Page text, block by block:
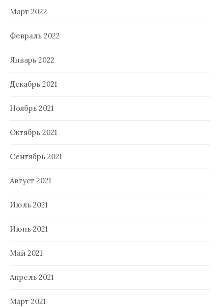
Март 2022
Февраль 2022
Январь 2022
Декабрь 2021
Ноябрь 2021
Октябрь 2021
Сентябрь 2021
Август 2021
Июль 2021
Июнь 2021
Май 2021
Апрель 2021
Март 2021